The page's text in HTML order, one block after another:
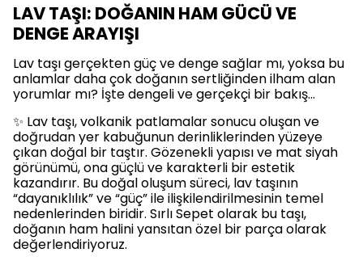
LAV TAŞI: DOĞANIN HAM GÜCÜ VE
DENGE ARAYIŞI
Lav taşı gerçekten güç ve denge sağlar mı, yoksa bu
anlamlar daha çok doğanın sertliğinden ilham alan
yorumlar mı? İşte dengeli ve gerçekçi bir bakış…
✨ Lav taşı, volkanik patlamalar sonucu oluşan ve
doğrudan yer kabuğunun derinliklerinden yüzeye
çıkan doğal bir taştır. Gözenekli yapısı ve mat siyah
görünümü, ona güçlü ve karakterli bir estetik
kazandırır. Bu doğal oluşum süreci, lav taşının
“dayanıklılık” ve “güç” ile ilişkilendirilmesinin temel
nedenlerinden biridir. Sırlı Sepet olarak bu taşı,
doğanın ham halini yansıtan özel bir parça olarak
değerlendiriyoruz.